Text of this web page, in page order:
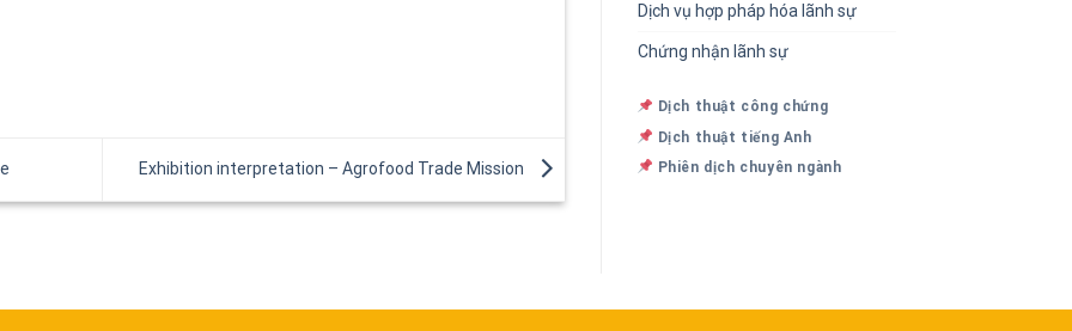
Exhibition interpretation – Agrofood Trade Mission
Dịch vụ hợp pháp hóa lãnh sự
Chứng nhận lãnh sự
Dịch thuật công chứng
Dịch thuật tiếng Anh
Phiên dịch chuyên ngành